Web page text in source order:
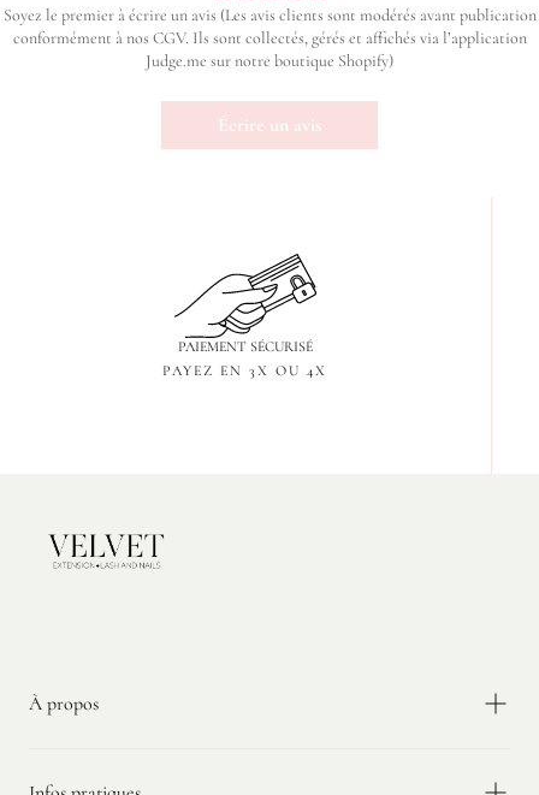
Soyez le premier à écrire un avis (Les avis clients sont modérés avant publication
conformément à nos CGV. Ils sont collectés, gérés et affichés via l’application
Judge.me sur notre boutique Shopify)
Écrire un avis
PAIEMENT SÉCURISÉ
PAYEZ EN 3X OU 4X
À propos